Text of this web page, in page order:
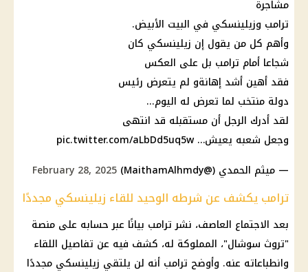
مشاجرة
ترامب وزيلينسكي في البيت الأبيض.
وأهم كل من يقول إن زيلينسكي كان
شجاعا أمام ترامب بل على العكس
فقد أهين أشد إهانةو لم يتعرض رئيس
دولة منتخب لما تعرض له اليوم...
لقد أدرك الرجل أن مستقبله قد انتهى
وجعل شعبه يعيش… pic.twitter.com/aLbDd5uq5w
— ميثم الحمدي (@MaithamAlhmdy)
February 28, 2025
ترامب يكشف عن شرطه الوحيد للقاء زيلينسكي مجددًا
بعد الاجتماع العاصف، نشر ترامب بيانًا عبر حسابه على منصة
"تروث سوشال"، المملوكة له، كشف فيه عن تفاصيل اللقاء
وانطباعاته عنه. وأوضح ترامب أنه لن يلتقي زيلينسكي مجددًا